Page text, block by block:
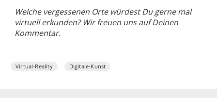
Welche vergessenen Orte würdest Du gerne mal
virtuell erkunden? Wir freuen uns auf Deinen
Kommentar.
Virtual-Reality Digitale-Kunst